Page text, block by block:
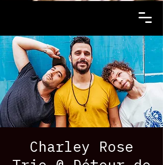
Charley Rose